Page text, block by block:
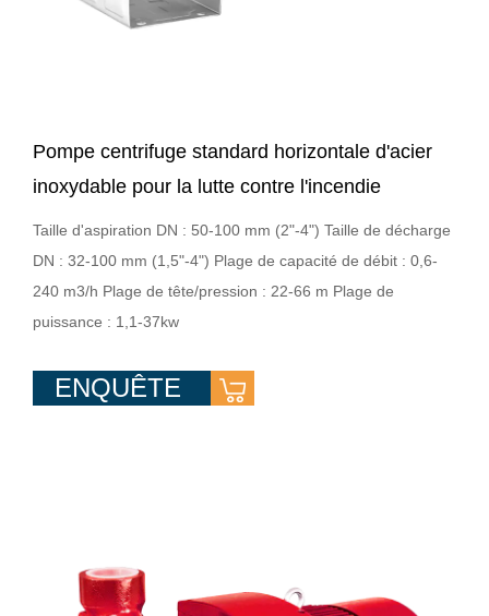
Pompe centrifuge standard horizontale d'acier
inoxydable pour la lutte contre l'incendie
Taille d'aspiration DN : 50-100 mm (2"-4") Taille de décharge
DN : 32-100 mm (1,5"-4") Plage de capacité de débit : 0,6-
240 m3/h Plage de tête/pression : 22-66 m Plage de
puissance : 1,1-37kw
ENQUÊTE